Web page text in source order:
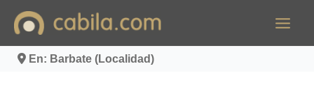
contenido
En: Barbate (Localidad)